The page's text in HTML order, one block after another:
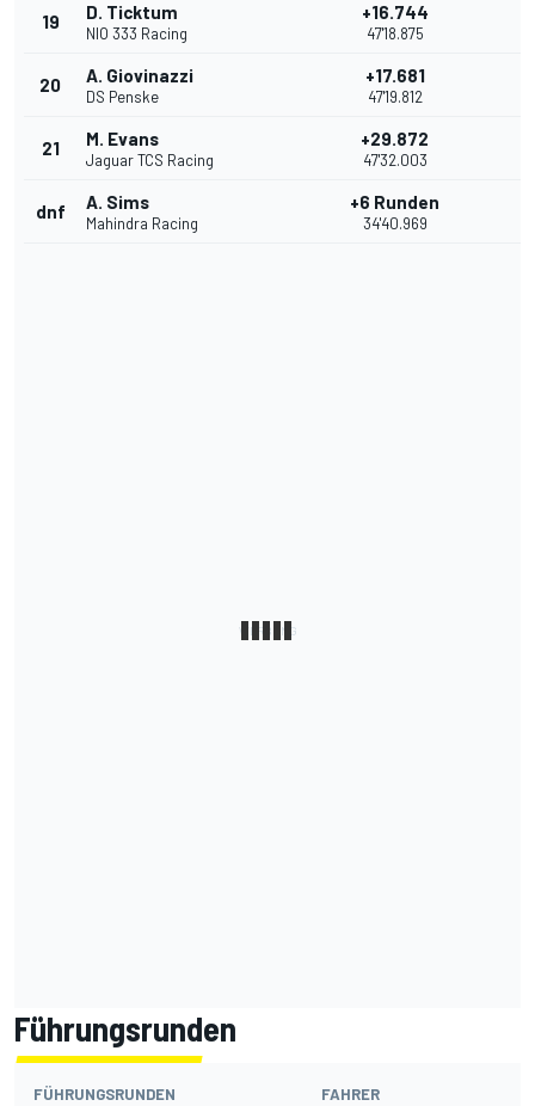
19 D. Ticktum
NIO 333 Racing
+16.744
47'18.875
20 A. Giovinazzi
DS Penske
+17.681
47'19.812
21 M. Evans
Jaguar TCS Racing
+29.872
47'32.003
dnf A. Sims
Mahindra Racing
+6 Runden
34'40.969
Führungsrunden
FÜHRUNGSRUNDEN FAHRER